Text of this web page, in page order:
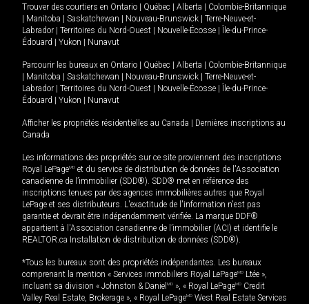
Trouver des courtiers en Ontario Québec Alberta
Colombie-Britannique
Manitoba Saskatchewan Nouveau-Brunswick
Terre-Neuve-et-
Labrador
Territoires du Nord-Ouest Nouvelle-Écosse
Île-du-Prince-
Édouard
Yukon Nunavut
Parcourir les bureaux en Ontario Québec Alberta
Colombie-Britannique
Manitoba Saskatchewan Nouveau-Brunswick
Terre-Neuve-et-
Labrador
Territoires du Nord-Ouest Nouvelle-Écosse
Île-du-Prince-
Édouard
Yukon Nunavut
Afficher les propriétés résidentielles au Canada
Dernières inscriptions au
Canada
Les informations des propriétés sur ce site proviennent des inscriptions
Royal LePageMD et du service de distribution de données de l'Association
canadienne de l’immobilier (SDD®). SDD® met en référence des
inscriptions tenues par des agences immobilières autres que Royal
LePage et ses distributeurs. L'exactitude de l'information n'est pas
garantie et devrait être indépendamment vérifiée. La marque DDF®
appartient à l'Association canadienne de l’immobilier (ACI) et identifie le
REALTOR.ca Installation de distribution de données (SDD®).
*Tous les bureaux sont des propriétés indépendantes. Les bureaux
comprenant la mention « Services immobiliers Royal LePageMD Ltée »,
incluant sa division « Johnston & Daniel MD », « Royal LePageMD Credit
Valley Real Estate, Brokerage », « Royal LePageMD West Real Estate Services